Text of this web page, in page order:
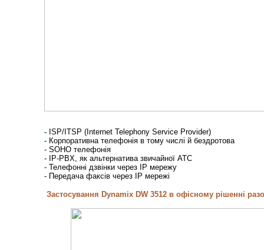
- ISP/ITSP (Internet Telephony Service Provider)
- Корпоративна телефонія в тому числі й бездротова
- SOHO телефонія
- IP-PBX, як альтернатива звичайної АТС
- Телефонні дзвінки через ІP мережу
- Передача факсів через ІP мережі
Застосування Dynamix DW 3512 в офісному рішенні